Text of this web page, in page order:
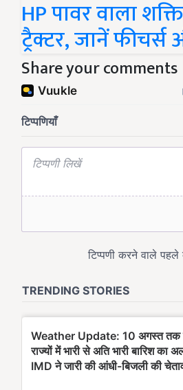
HP पावर वाला
ट्रैक्टर, जानें
Share your comments